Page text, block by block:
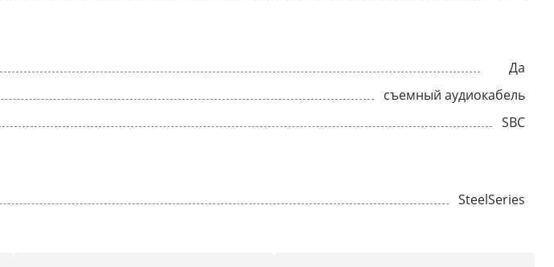
Да
съемный аудиокабель
SBC
SteelSeries